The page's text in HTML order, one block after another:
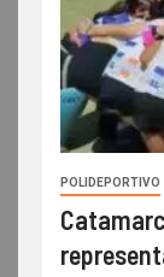
POLIDEPORTIVO